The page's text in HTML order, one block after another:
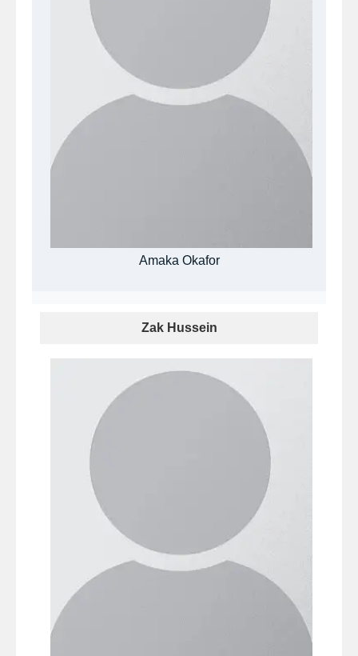
Amaka Okafor
Zak Hussein